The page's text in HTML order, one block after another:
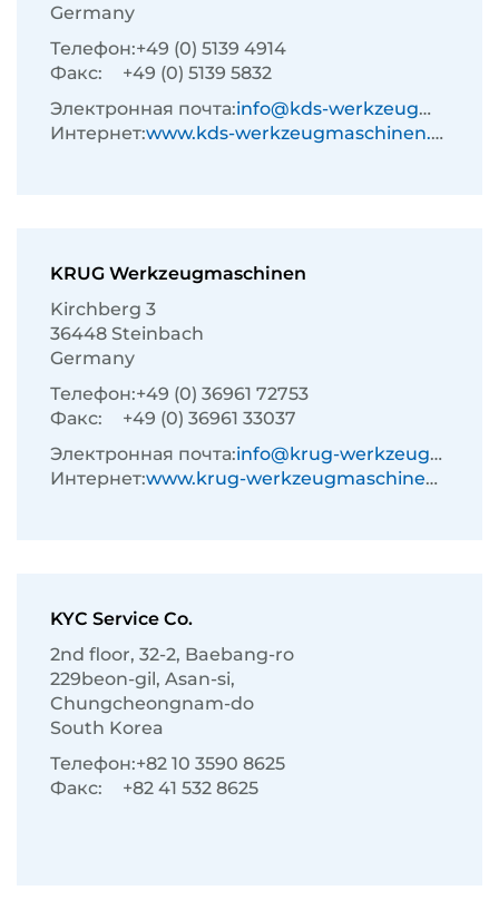
Germany
Телефон:+49 (0) 5139 4914
Факс:
+49 (0) 5139 5832
Электронная почта:info@kds-werkzeugmaschinen.de
Интернет:www.kds-werkzeugmaschinen.de
KRUG Werkzeugmaschinen
Kirchberg 3
36448 Steinbach
Germany
Телефон:+49 (0) 36961 72753
Факс:
+49 (0) 36961 33037
Электронная почта:info@krug-werkzeugmaschinen.de
Интернет:www.krug-werkzeugmaschinen.de
KYC Service Co.
2nd floor, 32-2, Baebang-ro
229beon-gil, Asan-si,
Chungcheongnam-do
South Korea
Телефон:+82 10 3590 8625
Факс:
+82 41 532 8625